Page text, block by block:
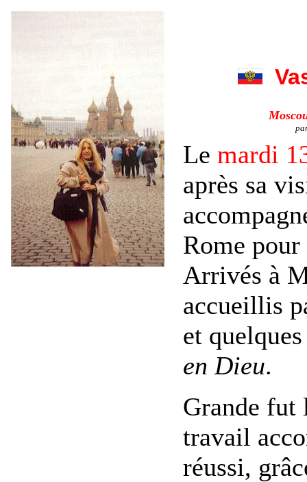
Le mardi
après sa
Rome
Arrivés à
accueillis
et
en Dieu.
Grande fut
travail
réussi,